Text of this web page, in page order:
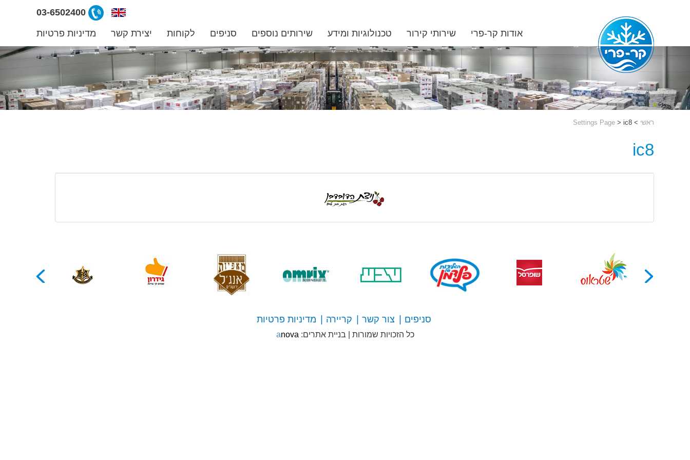
ליצירת
קרפרי
03-
6502400
03-6502400
אודות קר-פרי שירותי קירור טכנולוגיות ומידע שירותים נוספים סניפים לקוחות יצירת קשר מדיניות פרטיות
ראשי >
Settings Page> ic8
ic8
סניפים צור קשר קריירה מדיניות פרטיות
כל הזכויות שמורות בניית אתרים: צור
anova